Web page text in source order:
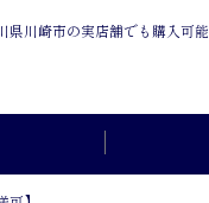
川崎市の実店舗でも購入可能